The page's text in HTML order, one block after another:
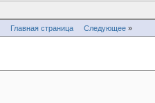
Главная страница Следующее»